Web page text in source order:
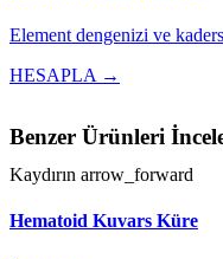
Element dengenizi ve
HESAPLA →
Benzer Ürünleri
Kaydırın arrow_forward
Hematoid Kuvars Küre